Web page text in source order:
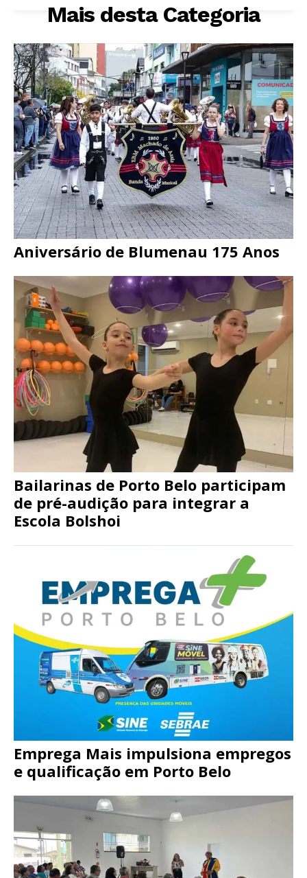
Mais desta Categoria
Aniversário de Blumenau 175 Anos
Bailarinas de Porto Belo participam
de pré-audição para integrar a
Escola Bolshoi
Emprega Mais impulsiona empregos
e qualificação em Porto Belo